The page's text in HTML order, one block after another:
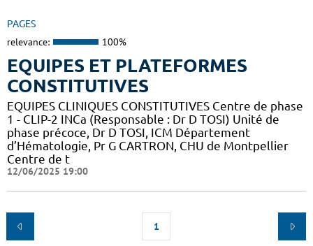
PAGES
relevance: 100%
EQUIPES ET PLATEFORMES
CONSTITUTIVES
EQUIPES CLINIQUES CONSTITUTIVES Centre de phase
1 - CLIP-2 INCa (Responsable : Dr D TOSI) Unité de
phase précoce, Dr D TOSI, ICM Département
d’Hématologie, Pr G CARTRON, CHU de Montpellier
Centre de t
12/06/2025 19:00
1